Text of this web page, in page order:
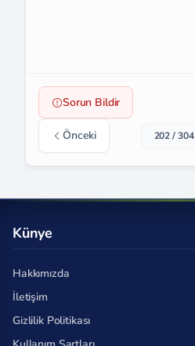
Sorun Bildir
Önceki 202 / 304
Künye
Hakkımızda
İletişim
Gizlilik Politikası